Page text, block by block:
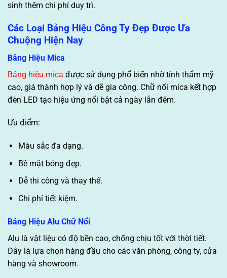
sinh thêm chi phí duy trì.
Các Loại Bảng Hiệu Công Ty Đẹp Được Ưa
Chuộng Hiện Nay
Bảng Hiệu Mica
Bảng hiệu mica được sử dụng phổ biến nhờ tính thẩm mỹ
cao, giá thành hợp lý và dễ gia công. Chữ nổi mica kết hợp
đèn LED tạo hiệu ứng nổi bật cả ngày lẫn đêm.
Ưu điểm:
Màu sắc đa dạng.
Bề mặt bóng đẹp.
Dễ thi công và thay thế.
Chi phí tiết kiệm.
Bảng Hiệu Alu Chữ Nổi
Alu là vật liệu có độ bền cao, chống chịu tốt với thời tiết.
Đây là lựa chọn hàng đầu cho các văn phòng, công ty, cửa
hàng và showroom.